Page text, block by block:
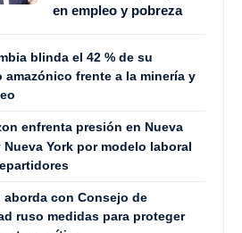
en empleo y pobreza
blinda el 42 % de su
amazónico frente a la minería y
enfrenta presión en Nueva
Nueva York por modelo laboral
aborda con Consejo de
ruso medidas para proteger